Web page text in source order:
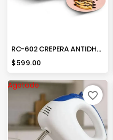
RC-602 CREPERA ANTIDHERENTE
Precio
$599.00
Agotado
favorite_border